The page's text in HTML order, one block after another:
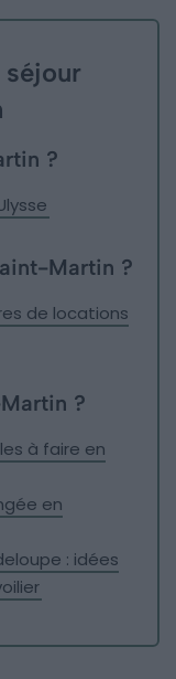
?
Martin ?
de locations
?
à faire en
en
: idées